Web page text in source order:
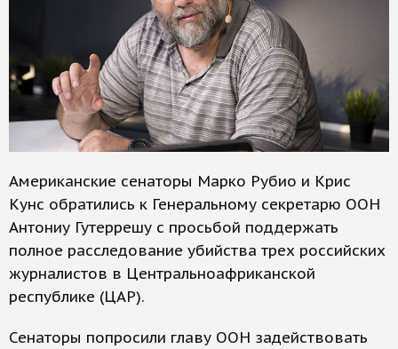
Американские сенаторы Марко Рубио и Крис
Кунс обратились к Генеральному секретарю ООН
Антониу Гутеррешу с просьбой поддержать
полное расследование убийства трех российских
журналистов в Центральноафриканской
республике (ЦАР).
Сенаторы попросили главу ООН задействовать